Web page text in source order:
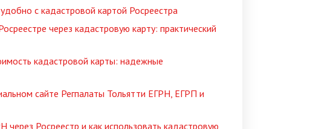
с кадастровой картой Росреестра
через кадастровую карту: практический
кадастровой карты: надежные
сайте Регпалаты Тольятти ЕГРН, ЕГРП и
Росреестр и как использовать кадастровую